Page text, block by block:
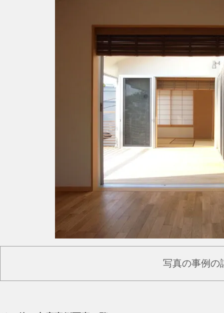
写真の事例の